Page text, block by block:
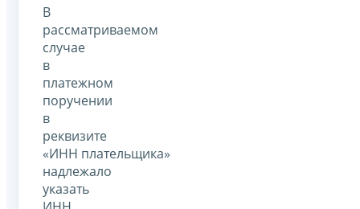
В
рассматриваемом
случае
в
платежном
поручении
в
реквизите
«ИНН плательщика»
надлежало
указать